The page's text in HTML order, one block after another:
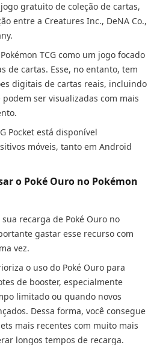
jogo gratuito de coleção de cartas,
entre a Creatures Inc., DeNA Co.,
TCG como um jogo focado
de cartas. Esse, no entanto, tem
digitais de cartas reais, incluindo
podem ser visualizadas com mais
Pocket está disponível
móveis, tanto em Android
o Poké Ouro no Pokémon
recarga de Poké Ouro no
gastar esse recurso com
vez.
o uso do Poké Ouro para
de booster, especialmente
limitado ou quando novos
Dessa forma, você consegue
mais recentes com muito mais
longos tempos de recarga.